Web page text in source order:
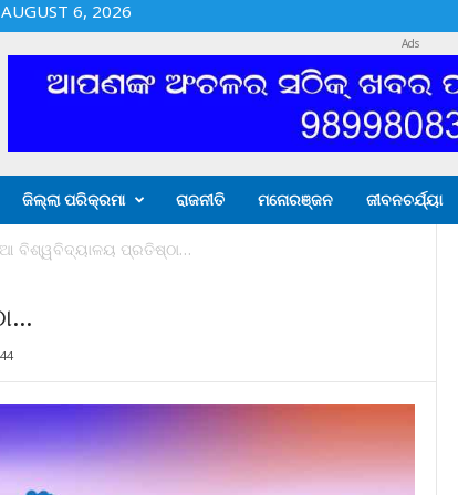
6, 2026
Ads
ଜିଲ୍ଲା ପରିକ୍ରମା ରାଜନୀତି ମନୋରଞ୍ଜନ ଜୀବନଚର୍ଯ୍ୟା
ବିଶ୍ୱବିଦ୍ୟାଳୟ ପ୍ରତିଷ୍ଠା…